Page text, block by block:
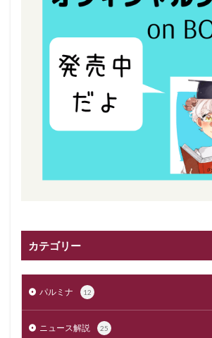
カテゴリー
パルミナ 12
ニュース解説 25